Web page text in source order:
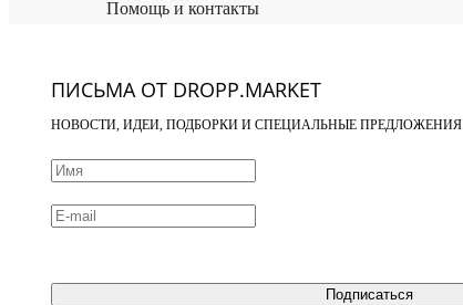
Помощь и контакты
ПИСЬМА ОТ DROPP.MARKET
НОВОСТИ, ИДЕИ, ПОДБОРКИ И СПЕЦИАЛЬНЫЕ ПРЕДЛОЖЕНИЯ
Подписаться